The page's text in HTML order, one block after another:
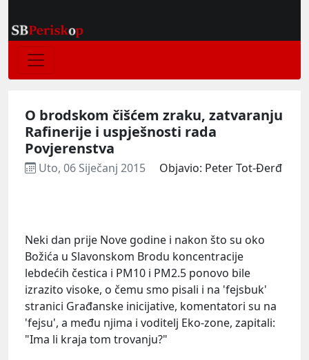
O brodskom čišćem zraku, zatvaranju
Rafinerije i uspješnosti rada
Povjerenstva
Uto, 06 Siječanj 2015 Objavio: Peter Tot-Đerđ
Neki dan prije Nove godine i nakon što su oko
Božića u Slavonskom Brodu koncentracije
lebdećih čestica i PM10 i PM2.5 ponovo bile
izrazito visoke, o čemu smo pisali i na 'fejsbuk'
stranici Građanske inicijative, komentatori su na
'fejsu', a među njima i voditelj Eko-zone, zapitali:
"Ima li kraja tom trovanju?"